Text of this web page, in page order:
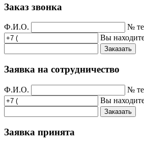
Заказ звонка
Ф.И.О.
№
Вы
Заказать
Заявка на сотрудничество
Ф.И.О.
№
Вы
Заказать
Заявка принята